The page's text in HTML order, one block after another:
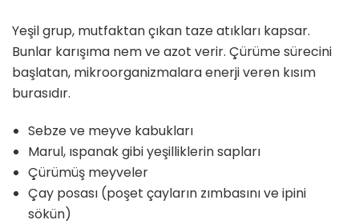
Yeşil grup, mutfaktan çıkan taze atıkları kapsar.
Bunlar karışıma nem ve azot verir. Çürüme sürecini
başlatan, mikroorganizmalara enerji veren kısım
burasıdır.
Sebze ve meyve kabukları
Marul, ıspanak gibi yeşilliklerin sapları
Çürümüş meyveler
Çay posası (poşet çayların zımbasını ve ipini
sökün)